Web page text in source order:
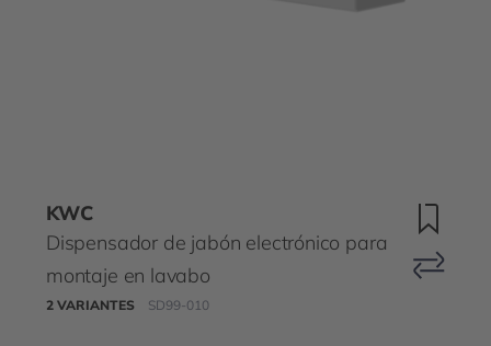
KWC
Dispensador de jabón electrónico para
montaje en lavabo
2 VARIANTES SD99-010